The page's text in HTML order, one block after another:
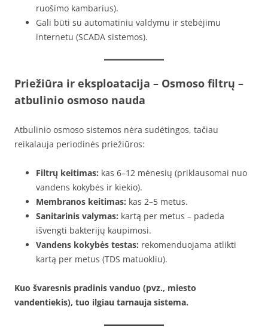
ruošimo kambarius).
Gali būti su automatiniu valdymu ir stebėjimu
internetu (SCADA sistemos).
Priežiūra ir eksploatacija – Osmoso filtrų –
atbulinio osmoso nauda
Atbulinio osmoso sistemos nėra sudėtingos, tačiau
reikalauja periodinės priežiūros:
Filtrų keitimas: kas 6–12 mėnesių (priklausomai nuo
vandens kokybės ir kiekio).
Membranos keitimas: kas 2–5 metus.
Sanitarinis valymas: kartą per metus – padeda
išvengti bakterijų kaupimosi.
Vandens kokybės testas: rekomenduojama atlikti
kartą per metus (TDS matuokliu).
Kuo švaresnis pradinis vanduo (pvz., miesto
vandentiekis), tuo ilgiau tarnauja sistema.